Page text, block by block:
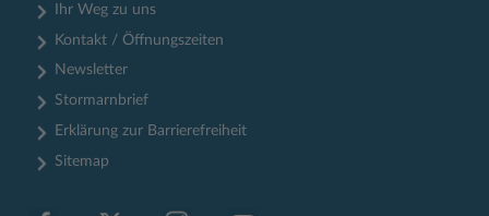
Ihr Weg zu uns
Kontakt / Öffnungszeiten
Newsletter
Stormarnbrief
Erklärung zur Barrierefreiheit
Sitemap